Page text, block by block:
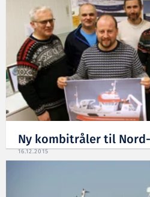
Ny kombitråler til
16.12.2015